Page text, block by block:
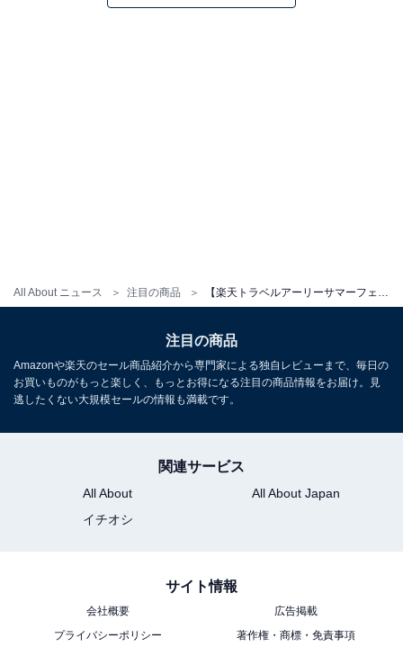
All About ニュース 注目の商品
絶景オーシャンビューの宿【5月28日】
注目の商品
Amazonや楽天のセール商品紹介から専門家による独自レビューまで、毎日の
お買いものがもっと楽しく、もっとお得になる注目の商品情報をお届け。見
逃したくない大規模セールの情報も満載です。
関連サービス
All About
All About Japan
イチオシ
サイト情報
会社概要
広告掲載
プライバシーポリシー
著作権・商標・免責事項